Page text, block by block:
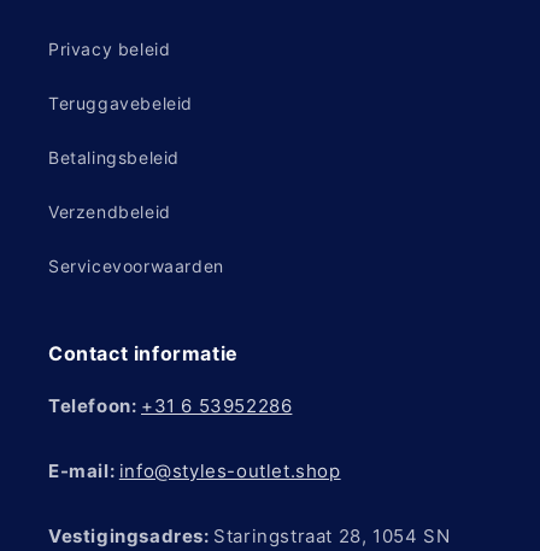
Privacy beleid
Teruggavebeleid
Betalingsbeleid
Verzendbeleid
Servicevoorwaarden
Contact informatie
Telefoon: +31 6 53952286
E-mail: info@styles-outlet.shop
Vestigingsadres: Staringstraat 28, 1054 SN